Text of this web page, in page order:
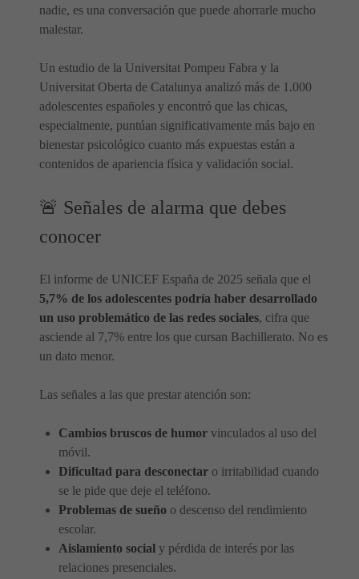
nadie, es una conversación que puede ahorrarle mucho
malestar.
Un estudio de la Universitat Pompeu Fabra y la
Universitat Oberta de Catalunya analizó más de 1.000
adolescentes españoles y encontró que las chicas,
especialmente, puntúan significativamente más bajo en
bienestar psicológico cuanto más expuestas están a
contenidos de apariencia física y validación social.
🚨 Señales de alarma que debes
conocer
El informe de UNICEF España de 2025 señala que el
5,7% de los adolescentes podría haber desarrollado
un uso problemático de las redes sociales, cifra que
asciende al 7,7% entre los que cursan Bachillerato. No es
un dato menor.
Las señales a las que prestar atención son:
Cambios bruscos de humor vinculados al uso del
móvil.
Dificultad para desconectar o irritabilidad cuando
se le pide que deje el teléfono.
Problemas de sueño o descenso del rendimiento
escolar.
Aislamiento social y pérdida de interés por las
relaciones presenciales.